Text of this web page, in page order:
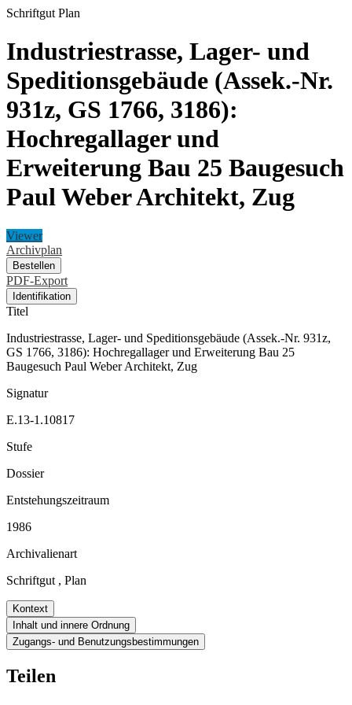
Schriftgut Plan
Industriestrasse, Lager- und
Speditionsgebäude (Assek.-Nr.
931z, GS 1766, 3186):
Hochregallager und
Erweiterung Bau 25 Baugesuch
Paul Weber Architekt, Zug
Viewer
Archivplan
Bestellen
PDF-Export
Identifikation
Titel
Industriestrasse, Lager- und Speditionsgebäude (Assek.-Nr. 931z,
GS 1766, 3186): Hochregallager und Erweiterung Bau 25
Baugesuch Paul Weber Architekt, Zug
Signatur
E.13-1.10817
Stufe
Dossier
Entstehungszeitraum
1986
Archivalienart
Schriftgut , Plan
Kontext
Inhalt und innere Ordnung
Zugangs- und Benutzungsbestimmungen
Teilen